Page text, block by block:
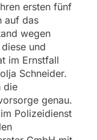
ersten fünf
auf das
wegen
und
im Ernstfall
Schneider.
die
genau.
Polizeidienst